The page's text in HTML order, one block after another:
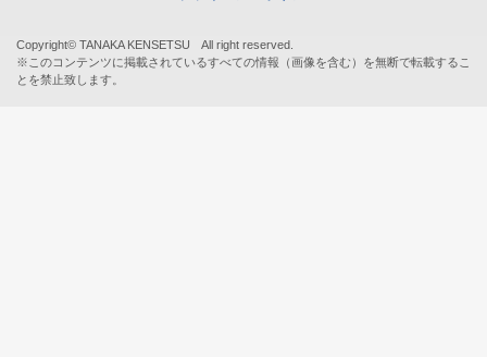
Copyright© TANAKA KENSETSU All right reserved.
※このコンテンツに掲載されているすべての情報（画像を含む）を無断で転載するこ
とを禁止致します。